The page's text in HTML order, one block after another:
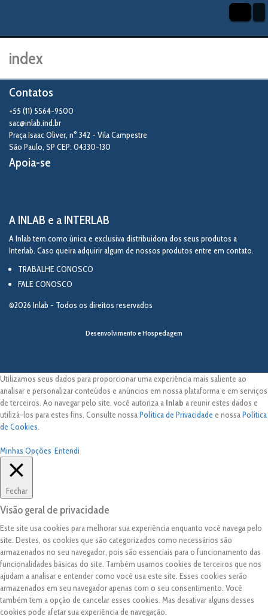
index
Contatos
+55 (11) 5564-9500
sac@inlab.ind.br
Praça Isaac Oliver, n° 342 - Vila Campestre
São Paulo SP CEP: 04330-130
Apoia-se
A INLAB e a INTERLAB
A Inlab tem como única e exclusiva distribuidora dos seus produtos a
Interlab. Caso queira adquirir algum de nossos produtos entre em contato.
TRABALHE CONOSCO
FALE CONOSCO
©2026 Inlab - Todos os direitos reservados
Desenvolvimento e Hospedagem
Utilizamos seus dados para proporcionar uma experiência mais saliente ao
analisar e personalizar conteúdos e anúncios em nossa plataforma e em serviços
de terceiros. Ao navegar pelo site, você autoriza a Inlab a reunir estes dados e
utilizá-los para estes fins. Consulte nossaPolítica de Privacidade e nossaPolítica
de Cookies
Minhas Opções Entendi
Fechar
Visão geral de privacidade
Este site usa cookies para melhorar sua experiência enquanto você navega pelo
site. Destes, os cookies que são categorizados como necessários são
armazenados no seu navegador, pois são essenciais para o funcionamento das
funcionalidades básicas do site. Também usamos cookies de terceiros que nos
ajudam a analisar e entender como você usa este site. Esses cookies serão
armazenados em seu navegador apenas com o seu consentimento. Você
também tem a opção de cancelar esses cookies. Mas desativar alguns desses
cookies pode afetar sua experiência de navegação.